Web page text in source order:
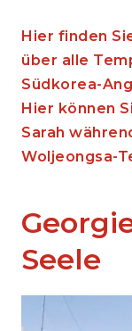
Hier finden
über alle
Südkorea-
Hier können
Sarah
Woljeongsa-
Seele